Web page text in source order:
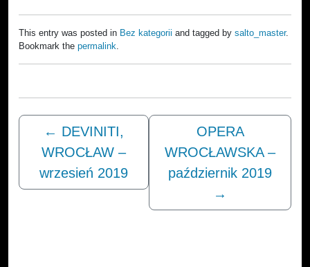
This entry was posted in Bez kategorii and tagged by salto_master.
Bookmark the permalink
← DEVINITI,
WROCŁAW –
wrzesień 2019
OPERA
WROCŁAWSKA –
październik 2019
→